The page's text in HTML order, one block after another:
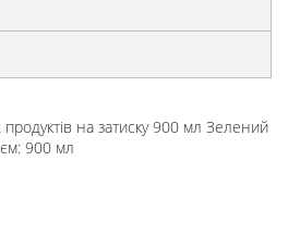
на затиску 900 мл Зелений
900 мл